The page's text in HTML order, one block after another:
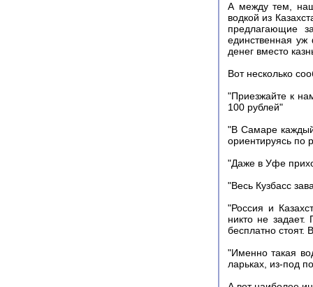
А между тем,
водкой из
предлагающие
единственная
денег вместо
Вот несколько
"Приезжайте к
100 рублей"
"В Самаре
ориентируясь по
"Даже в Уфе
"Весь Кузбасс
"Россия и
никто не
бесплатно стоят.
"Именно такая
ларьках, из-под